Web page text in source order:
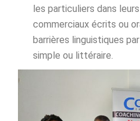
les particuliers dans
commerciaux écrits ou
barrières linguistiques
simple ou littéraire.